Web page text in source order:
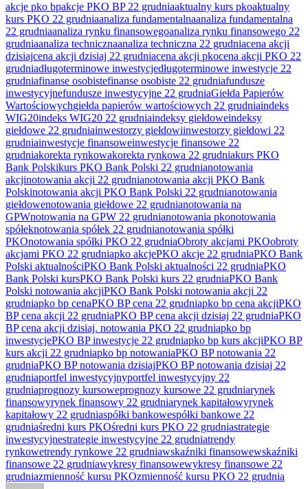
akcje pko bpakcje PKO BP 22 grudniaaktualny kurs pkoaktualny
kurs PKO 22 grudniaanaliza fundamentalnaanaliza fundamentalna
22 grudniaanaliza rynku finansowegoanaliza rynku finansowego 22
grudniaanaliza technicznaanaliza techniczna 22 grudniacena akcji
dzisiajcena akcji dzisiaj 22 grudniacena akcji pkocena akcji PKO 22
grudniadługoterminowe inwestycjedługoterminowe inwestycje 22
grudniafinanse osobistefinanse osobiste 22 grudniafundusze
inwestycyjnefundusze inwestycyjne 22 grudniaGiełda Papierów
Wartościowychgiełda papierów wartościowych 22 grudniaindeks
WIG20indeks WIG20 22 grudniaindeksy giełdoweindeksy
giełdowe 22 grudniainwestorzy giełdowiinwestorzy giełdowi 22
grudniainwestycje finansoweinwestycje finansowe 22
grudniakorekta rynkowakorekta rynkowa 22 grudniakurs PKO
Bank Polskikurs PKO Bank Polski 22 grudnianotowania
akcjinotowania akcji 22 grudnianotowania akcji PKO Bank
Polskinotowania akcji PKO Bank Polski 22 grudnianotowania
giełdowenotowania giełdowe 22 grudnianotowania na
GPWnotowania na GPW 22 grudnianotowania pkonotowania
spółeknotowania spółek 22 grudnianotowania spółki
PKOnotowania spółki PKO 22 grudniaObroty akcjami PKOobroty
akcjami PKO 22 grudniapko akcjePKO akcje 22 grudniaPKO Bank
Polski aktualnościPKO Bank Polski aktualności 22 grudniaPKO
Bank Polski kursPKO Bank Polski kurs 22 grudniaPKO Bank
Polski notowania akcjiPKO Bank Polski notowania akcji 22
grudniapko bp cenaPKO BP cena 22 grudniapko bp cena akcjiPKO
BP cena akcji 22 grudniaPKO BP cena akcji dzisiaj 22 grudniaPKO
BP cena akcji dzisiaj. notowania PKO 22 grudniapko bp
inwestycjePKO BP inwestycje 22 grudniapko bp kurs akcjiPKO BP
kurs akcji 22 grudniapko bp notowaniaPKO BP notowania 22
grudniaPKO BP notowania dzisiajPKO BP notowania dzisiaj 22
grudniaportfel inwestycyjnyportfel inwestycyjny 22
grudniaprognozy kursoweprognozy kursowe 22 grudniarynek
finansowyrynek finansowy 22 grudniarynek kapitałowyrynek
kapitałowy 22 grudniaspółki bankowespółki bankowe 22
grudniaśredni kurs PKOśredni kurs PKO 22 grudniastrategie
inwestycyjnestrategie inwestycyjne 22 grudniatrendy
rynkowetrendy rynkowe 22 grudniawskaźniki finansowewskaźniki
finansowe 22 grudniawykresy finansowewykresy finansowe 22
grudniazmienność kursu PKOzmienność kursu PKO 22 grudnia